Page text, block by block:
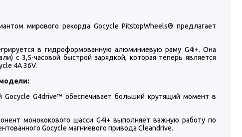
мирового рекорда Gocycle PitstopWheels® предлагает
в гидроформованную алюминиевую раму G4i+. Она
с 3,5-часовой быстрой зарядкой, которая теперь является
4A 36V.
G4drive™ обеспечивает больший крутящий момент в
монококового шасси G4i+ выполняет важную работу по
Gocycle магниевого привода Cleandrive.